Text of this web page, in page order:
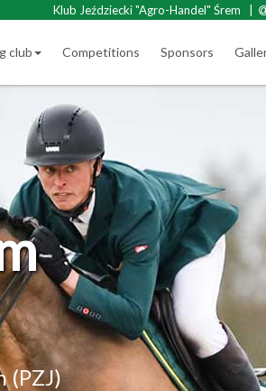
Klub Jeździecki "Agro-Handel" Śrem
club Competitions Sponsors
(PZJ)